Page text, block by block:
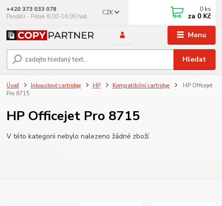
Menu
CZK
Hledat
+420 373 033 078
Pondělí - Pátek 8:00-16:00 hod.
0 ks
za 0 Kč
Úvod Inkoustové cartridge HP Kompatibilní cartridge
HP Officejet
Pro 8715
HP Officejet Pro 8715
V této kategorii nebylo nalezeno žádné zboží.